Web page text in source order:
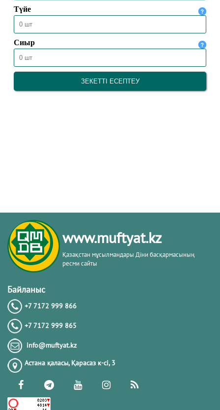
www.muftyat.kz
Қазақстан мұсылмандары Діни басқармасының
ресми сайты
Байланыс
+7 7172 999 866
+7 7172 999 865
info@muftyat.kz
Астана қаласы, Қарасаз к-сi, 3